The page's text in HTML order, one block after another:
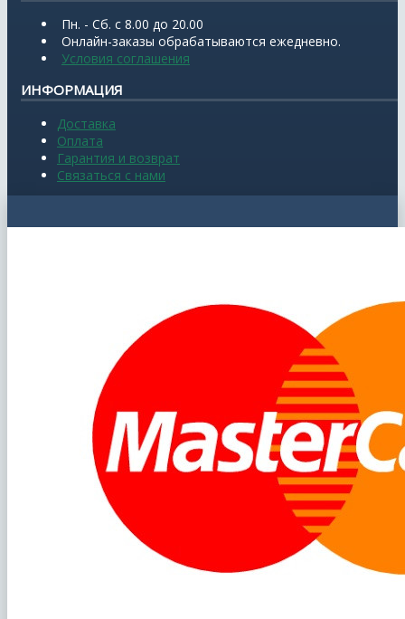
Пн. - Сб. с 8.00 до 20.00
Онлайн-заказы обрабатываются ежедневно.
Условия соглашения
ИНФОРМАЦИЯ
Доставка
Оплата
Гарантия и возврат
Связаться с нами